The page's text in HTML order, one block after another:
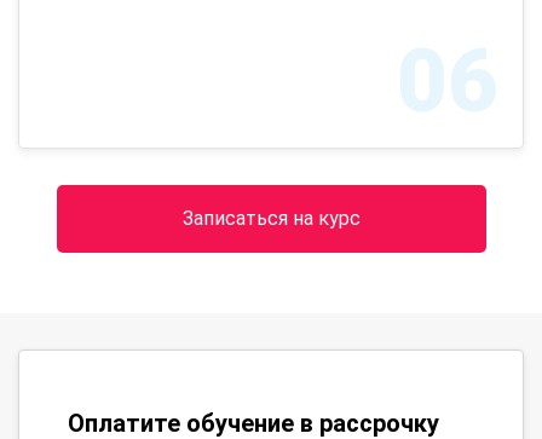
06
Записаться на курс
Оплатите обучение в рассрочку